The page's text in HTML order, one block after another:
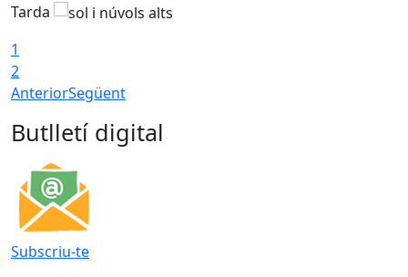
Tarda
1
2
AnteriorSegüent
Butlletí digital
Subscriu-te